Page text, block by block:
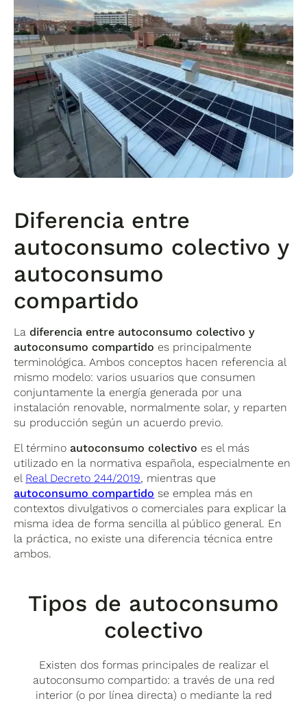
Diferencia entre
autoconsumo colectivo y
autoconsumo
compartido
La diferencia entre autoconsumo colectivo y
autoconsumo compartido es principalmente
terminológica. Ambos conceptos hacen referencia al
mismo modelo: varios usuarios que consumen
conjuntamente la energía generada por una
instalación renovable, normalmente solar, y reparten
su producción según un acuerdo previo.
El término autoconsumo colectivo es el más
utilizado en la normativa española, especialmente en
el Real Decreto 244/2019, mientras que
autoconsumo compartido se emplea más en
contextos divulgativos o comerciales para explicar la
misma idea de forma sencilla al público general. En
la práctica, no existe una diferencia técnica entre
ambos.
Tipos de autoconsumo
colectivo
Existen dos formas principales de realizar el
autoconsumo compartido: a través de una red
interior (o por línea directa) o mediante la red